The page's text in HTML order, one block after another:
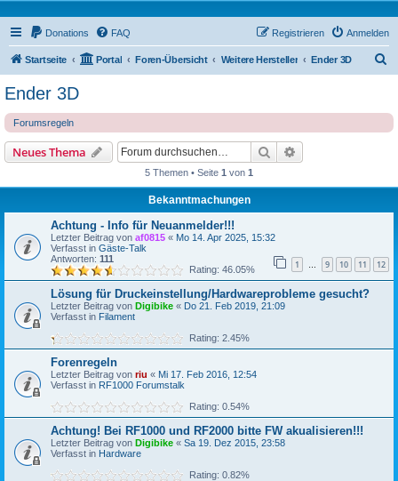
Donations FAQ Anmelden
Registrieren
Startseite Portal Foren-Übersicht Weitere Hersteller Ender 3D
Ender 3D
Forumsregeln
Neues Thema Suche
5 Themen • Seite 1 von 1
Bekanntmachungen
Achtung - Info für Neuanmelder!!!
Letzter Beitrag von af0815 « Mo 14. Apr 2025, 15:32
Verfasst in Gäste-Talk
Antworten: 111 1 … 9 10 11 12
Rating: 46.05%
Lösung für Druckeinstellung/Hardwareprobleme gesucht?
Letzter Beitrag von Digibike « Do 21. Feb 2019, 21:09
Verfasst in Filament
Rating: 2.45%
Forenregeln
Letzter Beitrag von riu « Mi 17. Feb 2016, 12:54
Verfasst in RF1000 Forumstalk
Rating: 0.54%
Achtung! Bei RF1000 und RF2000 bitte FW akualisieren!!!
Letzter Beitrag von Digibike « Sa 19. Dez 2015, 23:58
Verfasst in Hardware
Rating: 0.82%